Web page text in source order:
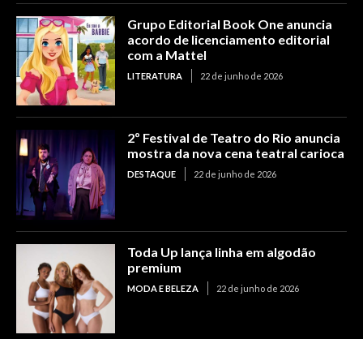
Grupo Editorial Book One anuncia
acordo de licenciamento editorial
com a Mattel
LITERATURA 22 de junho de 2026
2º Festival de Teatro do Rio anuncia
mostra da nova cena teatral carioca
DESTAQUE 22 de junho de 2026
Toda Up lança linha em algodão
premium
MODA E BELEZA 22 de junho de 2026